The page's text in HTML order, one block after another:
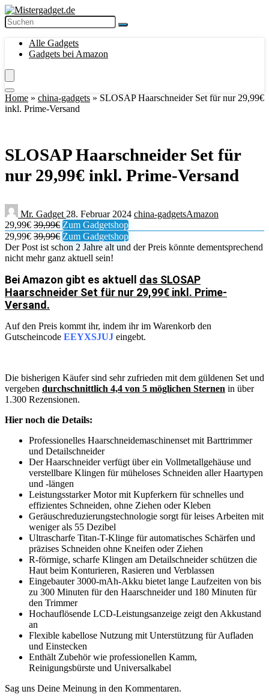
Alle Gadgets
Gadgets bei Amazon
Home » china-gadgets » SLOSAP Haarschneider Set für nur 29,99€
inkl. Prime-Versand
SLOSAP Haarschneider Set für
nur 29,99€ inkl. Prime-Versand
Mr. Gadget 28. Februar 2024 china-gadgetsAmazon
29,99€ 39,99€ Zum Gadgetshop
29,99€ 39,99€ Zum Gadgetshop
Der Post ist schon 2 Jahre alt und der Preis könnte dementsprechend
nicht mehr ganz aktuell sein!
Bei Amazon gibt es aktuell das SLOSAP
Haarschneider Set für nur 29,99€ inkl. Prime-
Versand.
Auf den Preis kommt ihr, indem ihr im Warenkorb den
Gutscheincode EEYXSJUJ eingebt.
Die bisherigen Käufer sind sehr zufrieden mit dem güldenen Set und
vergeben durchschnittlich 4,4 von 5 möglichen Sternen in über
1.300 Rezensionen.
Hier noch die Details:
Professionelles Haarschneidemaschinenset mit Barttrimmer
und Detailschneider
Der Haarschneider verfügt über ein Vollmetallgehäuse und
verstellbare Klingen für müheloses Schneiden aller Haartypen
und -längen
Leistungsstarker Motor mit Kupferkern für schnelles und
effizientes Schneiden, ohne Ziehen oder Kleben
Geräuschreduzierungstechnologie sorgt für leises Arbeiten mit
weniger als 55 Dezibel
Ultrascharfe Titan-T-Klinge für automatisches Schärfen und
präzises Schneiden ohne Kneifen oder Ziehen
R-förmige, scharfe Klingen am Detailschneider schützen die
Haut beim Konturieren, Rasieren und Verblassen
Eingebauter 3000-mAh-Akku bietet lange Laufzeiten von bis
zu 300 Minuten für den Haarschneider und 180 Minuten für
den Trimmer
Hochauflösende LCD-Leistungsanzeige zeigt den Akkustand
an
Flexible kabellose Nutzung mit Unterstützung für Aufladen
und Einstecken
Enthält Zubehör wie professionellen Kamm,
Reinigungsbürste und Universalkabel
Sag uns Deine Meinung in den Kommentaren.